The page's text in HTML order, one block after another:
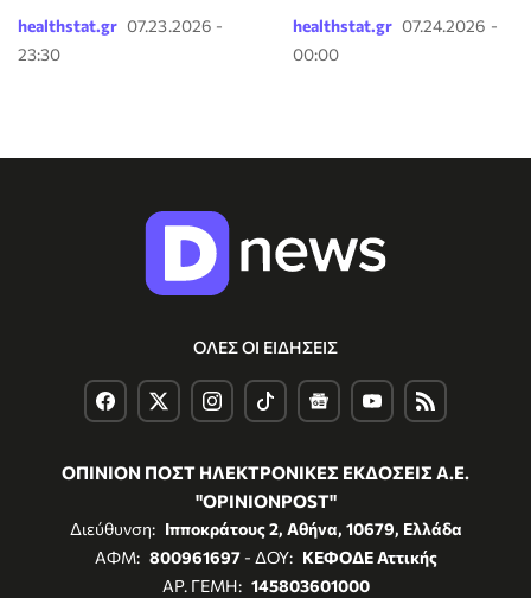
healthstat.gr 07.23.2026 -
23:30
healthstat.gr 07.24.2026 -
00:00
ΟΛΕΣ ΟΙ ΕΙΔΗΣΕΙΣ
ΟΠΙΝΙΟΝ ΠΟΣΤ ΗΛΕΚΤΡΟΝΙΚΕΣ ΕΚΔΟΣΕΙΣ Α.Ε.
"OPINIONPOST"
Διεύθυνση: Ιπποκράτους 2, Αθήνα, 10679, Ελλάδα
ΑΦΜ: 800961697- ΔΟΥ: ΚΕΦΟΔΕ Αττικής
ΑΡ. ΓΕΜΗ: 145803601000